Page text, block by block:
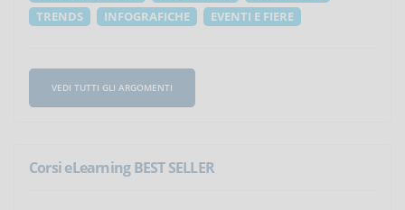
TRENDS
INFOGRAFICHE EVENTI E FIERE
VEDI TUTTI GLI ARGOMENTI
Corsi eLearning BEST SELLER